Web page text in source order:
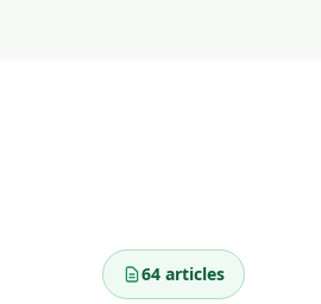
64 articles